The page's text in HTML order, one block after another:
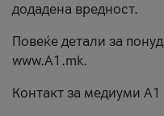
додадена вредност.
Повеќе детали за
www.А1.mk.
Контакт за медиуми А1